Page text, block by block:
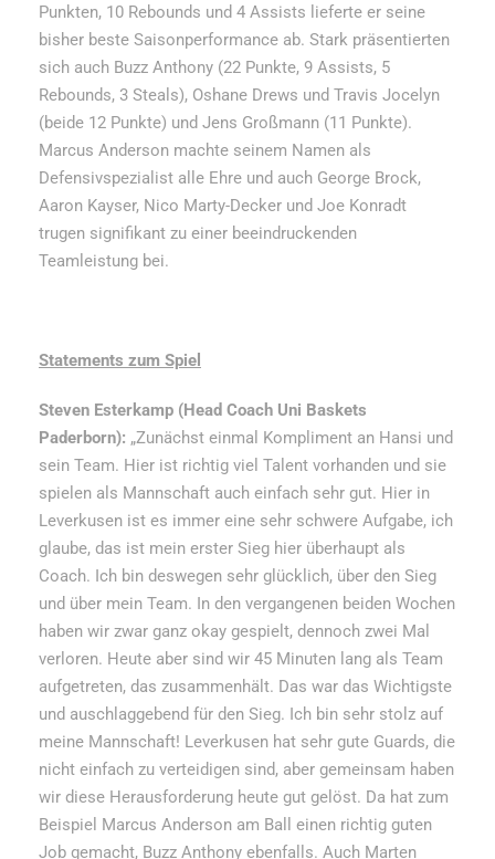
Punkten, 10 Rebounds und 4 Assists lieferte er seine
bisher beste Saisonperformance ab. Stark präsentierten
sich auch Buzz Anthony (22 Punkte, 9 Assists, 5
Rebounds, 3 Steals), Oshane Drews und Travis Jocelyn
(beide 12 Punkte) und Jens Großmann (11 Punkte).
Marcus Anderson machte seinem Namen als
Defensivspezialist alle Ehre und auch George Brock,
Aaron Kayser, Nico Marty-Decker und Joe Konradt
trugen signifikant zu einer beeindruckenden
Teamleistung bei.
Statements zum Spiel
Steven Esterkamp (Head Coach Uni Baskets
Paderborn): „Zunächst einmal Kompliment an Hansi und
sein Team. Hier ist richtig viel Talent vorhanden und sie
spielen als Mannschaft auch einfach sehr gut. Hier in
Leverkusen ist es immer eine sehr schwere Aufgabe, ich
glaube, das ist mein erster Sieg hier überhaupt als
Coach. Ich bin deswegen sehr glücklich, über den Sieg
und über mein Team. In den vergangenen beiden Wochen
haben wir zwar ganz okay gespielt, dennoch zwei Mal
verloren. Heute aber sind wir 45 Minuten lang als Team
aufgetreten, das zusammenhält. Das war das Wichtigste
und auschlaggebend für den Sieg. Ich bin sehr stolz auf
meine Mannschaft! Leverkusen hat sehr gute Guards, die
nicht einfach zu verteidigen sind, aber gemeinsam haben
wir diese Herausforderung heute gut gelöst. Da hat zum
Beispiel Marcus Anderson am Ball einen richtig guten
Job gemacht, Buzz Anthony ebenfalls. Auch Marten